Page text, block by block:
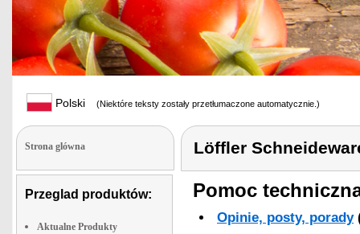
Polski (Niektóre teksty zostały przetłumaczone automatycznie.)
Strona glówna
Przeglad produktów:
Aktualne Produkty
Löffler
Pomoc
Opinie, posty, porady